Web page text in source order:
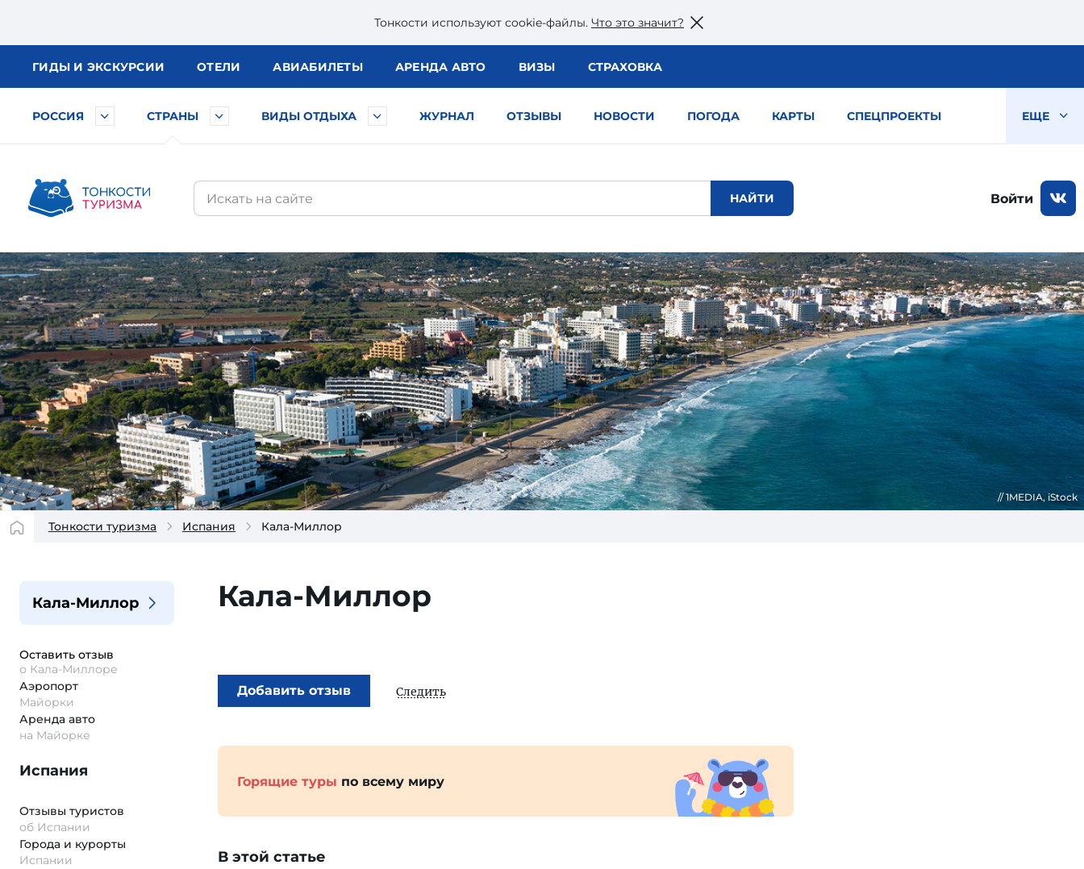
Тонкости используют сookie-файлы. Что это значит?
ГИДЫ И ЭКСКУРСИИ ОТЕЛИ АВИАБИЛЕТЫ АРЕНДА АВТО ВИЗЫ СТРАХОВКА
РОССИЯ СТРАНЫ ВИДЫ ОТДЫХА ЖУРНАЛ ОТЗЫВЫ НОВОСТИ ПОГОДА КАРТЫ СПЕЦПРОЕКТЫ ЕЩЕ
Войти
1MEDIA, iStock
Тонкости туризма Испания Кала-Миллор
Кала-Миллор
Оставить отзыв
о Кала-Миллоре
Аэропорт
Майорки
Аренда авто
на Майорке
Испания
Отзывы туристов
об Испании
Города и курорты
Испании
Кала-Миллор
Добавить отзыв Следить
Горящие туры по всему миру
В этой статье